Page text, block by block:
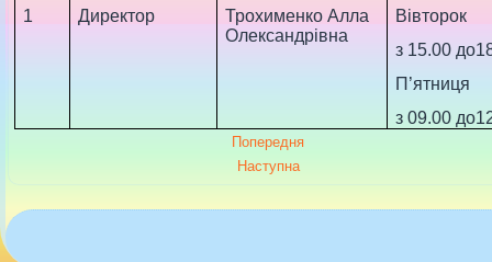
1 Директор
Трохименко Алла
Олександрівна
Вівторок
з 15.00
П’ятниця
з 09.00
Попередня
Наступна